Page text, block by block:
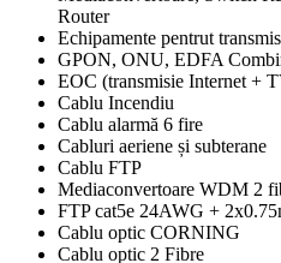
Router
Echipamente pentrut
GPON, ONU, EDFA
EOC (transmisie Internet +
Cablu Incendiu
Cablu alarmă 6 fire
Cabluri aeriene și subterane
Cablu FTP
Mediaconvertoare WDM 2
FTP cat5e 24AWG +
Cablu optic CORNING
Cablu optic 2 Fibre